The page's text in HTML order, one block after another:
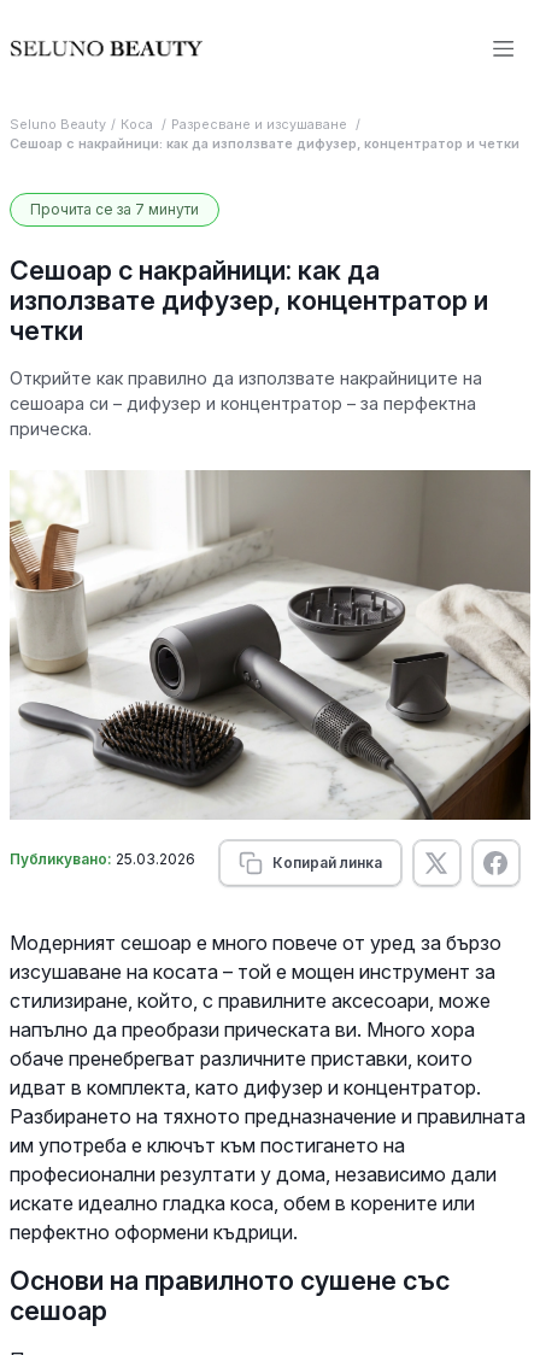
Seluno Beauty Коса
Разресване и изсушаване
Сешоар с накрайници: как да използвате дифузер, концентратор и четки
Прочита се за 7 минути
Сешоар с накрайници: как да
използвате дифузер, концентратор и
четки
Открийте как правилно да използвате накрайниците на
сешоара си – дифузер и концентратор – за перфектна
прическа.
Публикувано: 25.03.2026 Копирай линка
Модерният сешоар е много повече от уред за бързо
изсушаване на косата – той е мощен инструмент за
стилизиране, който, с правилните аксесоари, може
напълно да преобрази прическата ви. Много хора
обаче пренебрегват различните приставки, които
идват в комплекта, като дифузер и концентратор.
Разбирането на тяхното предназначение и правилната
им употреба е ключът към постигането на
професионални резултати у дома, независимо дали
искате идеално гладка коса, обем в корените или
перфектно оформени къдрици.
Основи на правилното сушене със
сешоар